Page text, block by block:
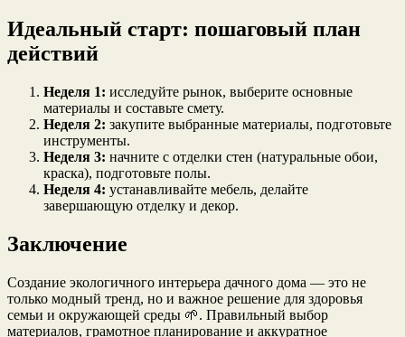
Идеальный старт: пошаговый план
действий
Неделя 1: исследуйте рынок, выберите основные
материалы и составьте смету.
Неделя 2: закупите выбранные материалы, подготовьте
инструменты.
Неделя 3: начните с отделки стен (натуральные обои,
краска), подготовьте полы.
Неделя 4: устанавливайте мебель, делайте
завершающую отделку и декор.
Заключение
Создание экологичного интерьера дачного дома — это не
только модный тренд, но и важное решение для здоровья
семьи и окружающей среды 🌱. Правильный выбор
материалов, грамотное планирование и аккуратное